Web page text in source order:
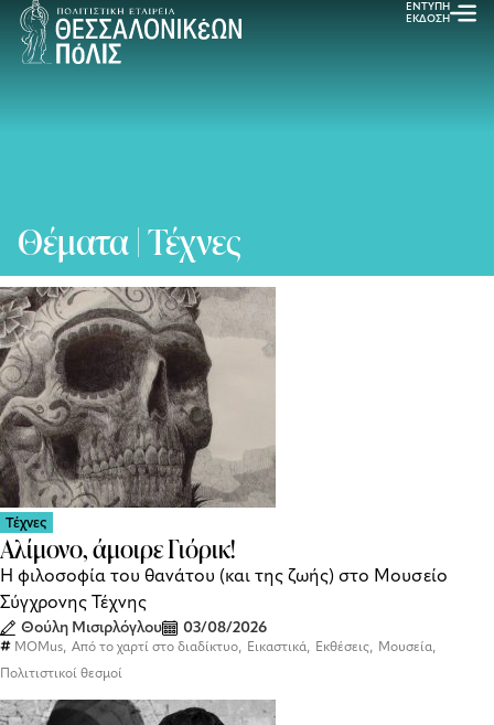
ΕΝΤΥΠΗ
ΕΚΔΟΣΗ
Θέματα | Τέχνες
Τέχνες
Αλίμονο, άμοιρε Γιόρικ!
Η φιλοσοφία του θανάτου (και της ζωής) στο Μουσείο
Σύγχρονης Τέχνης
Θούλη Μισιρλόγλου 03/08/2026
MOMus, Από το χαρτί στο διαδίκτυο, Εικαστικά, Εκθέσεις, Μουσεία,
Πολιτιστικοί θεσμοί